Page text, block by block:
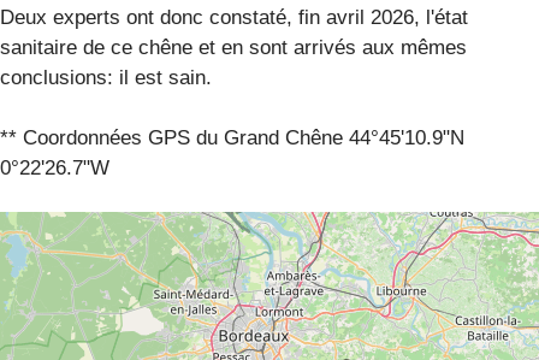
Deux experts ont donc constaté, fin avril 2026, l'état
sanitaire de ce chêne et en sont arrivés aux mêmes
conclusions: il est sain.
** Coordonnées GPS du Grand Chêne 44°45'10.9"N
0°22'26.7"W